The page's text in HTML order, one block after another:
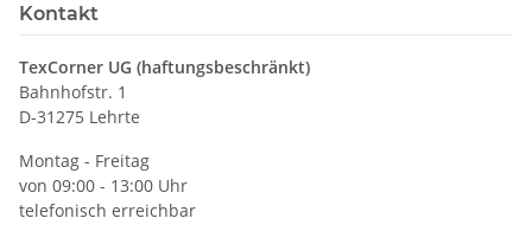
Kontakt
TexCorner UG (haftungsbeschränkt)
Bahnhofstr. 1
D-31275 Lehrte
Montag - Freitag
von 09:00 - 13:00 Uhr
telefonisch erreichbar